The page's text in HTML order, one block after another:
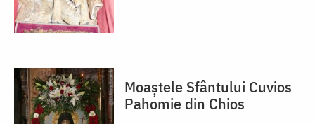
Moaștele Sfântului Cuvios
Pahomie din Chios